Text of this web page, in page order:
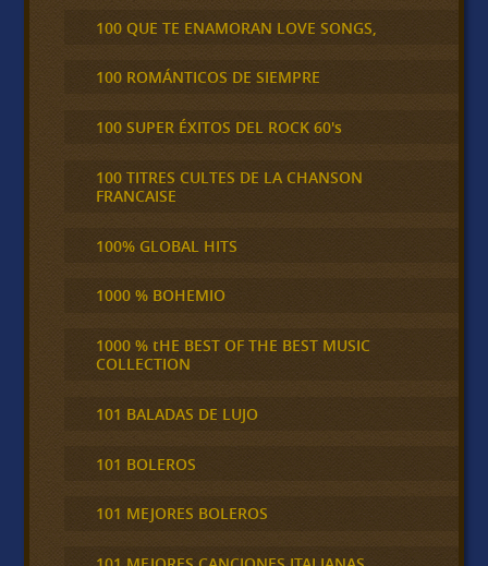
100 QUE TE ENAMORAN LOVE SONGS,
100 ROMÁNTICOS DE SIEMPRE
100 SUPER ÉXITOS DEL ROCK 60's
100 TITRES CULTES DE LA CHANSON
FRANCAISE
100% GLOBAL HITS
1000 % BOHEMIO
1000 % tHE BEST OF THE BEST MUSIC
COLLECTION
101 BALADAS DE LUJO
101 BOLEROS
101 MEJORES BOLEROS